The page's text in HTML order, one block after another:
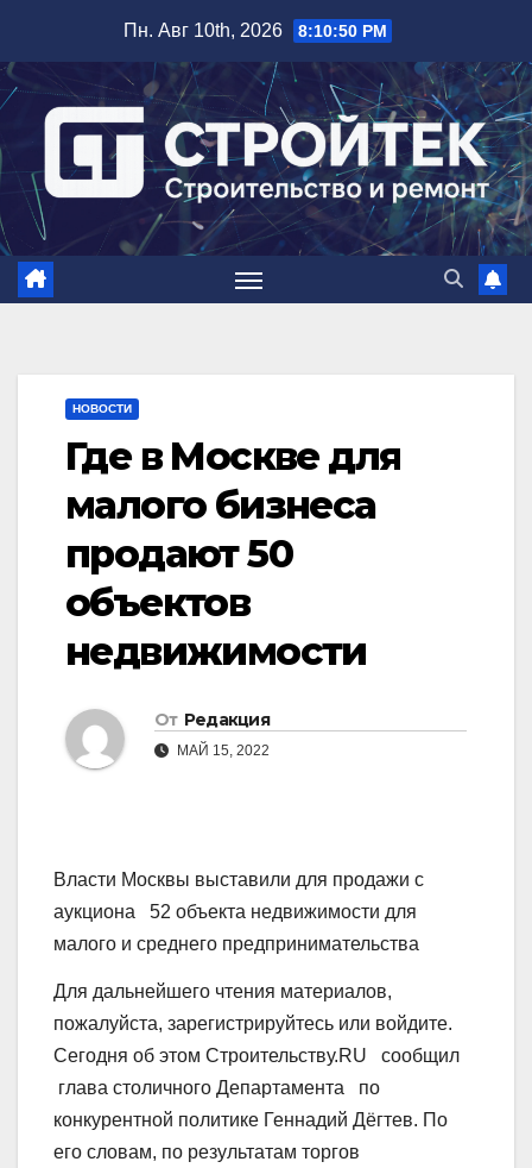
содержимому
Пн. Авг 10th, 2026 8:10:51 PM
НОВОСТИ
Где в Москве для
малого бизнеса
продают 50
объектов
недвижимости
От Редакция
МАЙ 15, 2022
Власти Москвы выставили для продажи с
аукциона 52 объекта недвижимости для
малого и среднего предпринимательства
Для дальнейшего чтения материалов,
пожалуйста, зарегистрируйтесь или войдите.
Сегодня об этом Строительству.RU сообщил
глава столичного Департамента по
конкурентной политике Геннадий Дёгтев. По
его словам, по результатам торгов